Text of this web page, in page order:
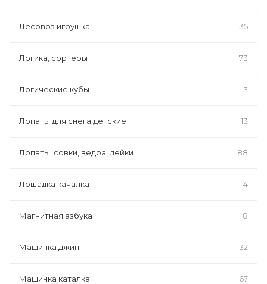
Лесовоз игрушка 35
Логика, сортеры 73
Логические кубы 3
Лопаты для снега детские 13
Лопаты, совки, ведра, лейки 88
Лошадка качалка 4
Магнитная азбука 8
Машинка джип 32
Машинка каталка 67